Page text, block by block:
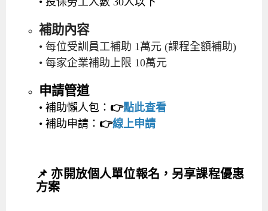
補助內容
• 每位受訓員工補助 1萬元 (課程全額補助)
• 每家企業補助上限 10萬元
申請管道
• 補助懶人包： 👉點此查看
• 補助申請： 👉線上申請
📌 亦開放個人單位報名，另享課程優惠
方案